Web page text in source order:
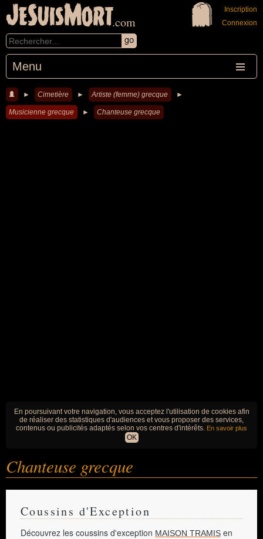
JeSuisMort.com
Menu
Inscription
Connexion
► Cimetière ► Artiste (femme) grecque ►
Musicienne grecque ► Chanteuse grecque
En poursuivant votre navigation, vous acceptez l'utilisation de cookies afin
de réaliser des statistiques d'audiences et vous proposer des services,
contenus ou publicités adaptés selon vos centres d'intérêts. En savoir plus
OK
Chanteuse grecque
Coussins d'Exception
Découvrez les coussins d'exception MAISON TRAMIS en